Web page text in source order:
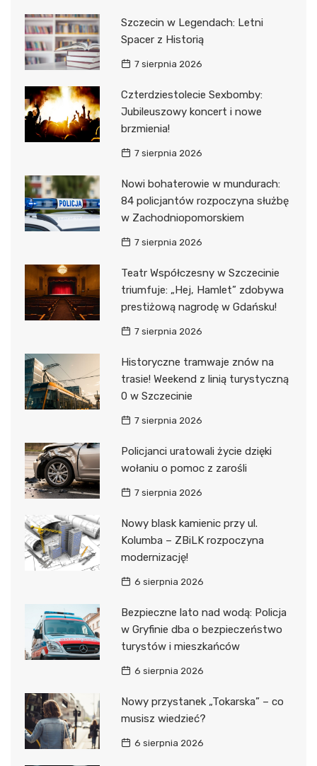
Szczecin w Legendach: Letni
Spacer z Historią
7 sierpnia 2026
Czterdziestolecie Sexbomby:
Jubileuszowy koncert i nowe
brzmienia!
7 sierpnia 2026
Nowi bohaterowie w mundurach:
84 policjantów rozpoczyna służbę
w Zachodniopomorskiem
7 sierpnia 2026
Teatr Współczesny w Szczecinie
triumfuje: „Hej, Hamlet” zdobywa
prestiżową nagrodę w Gdańsku!
7 sierpnia 2026
Historyczne tramwaje znów na
trasie! Weekend z linią turystyczną
0 w Szczecinie
7 sierpnia 2026
Policjanci uratowali życie dzięki
wołaniu o pomoc z zarośli
7 sierpnia 2026
Nowy blask kamienic przy ul.
Kolumba – ZBiLK rozpoczyna
modernizację!
6 sierpnia 2026
Bezpieczne lato nad wodą: Policja
w Gryfinie dba o bezpieczeństwo
turystów i mieszkańców
6 sierpnia 2026
Nowy przystanek „Tokarska” – co
musisz wiedzieć?
6 sierpnia 2026